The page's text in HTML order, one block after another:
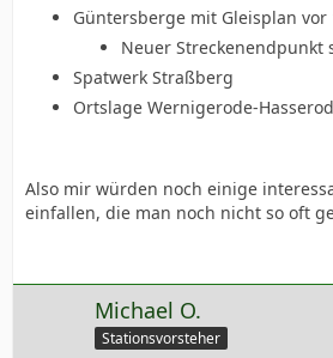
Güntersberge mit Gleisplan vor
Neuer Streckenendpunkt
Spatwerk Straßberg
Ortslage Wernigerode-
Also mir würden noch einige
einfallen, die man noch nicht so oft
Michael O.
Stationsvorsteher